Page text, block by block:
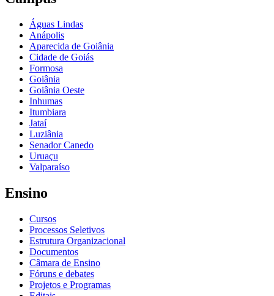
Águas Lindas
Anápolis
Aparecida de Goiânia
Cidade de Goiás
Formosa
Goiânia
Goiânia Oeste
Inhumas
Itumbiara
Jataí
Luziânia
Senador Canedo
Uruaçu
Valparaíso
Ensino
Cursos
Processos Seletivos
Estrutura Organizacional
Documentos
Câmara de Ensino
Fóruns e debates
Projetos e Programas